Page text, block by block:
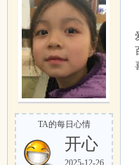
TA的每日心情
开心
2025-12-26